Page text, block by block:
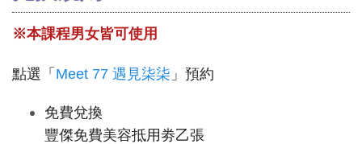
※本課程男女皆可使用
點選「 Meet 77 遇見柒柒 」預約
免費兌換
豐傑免費美容抵用劵乙張